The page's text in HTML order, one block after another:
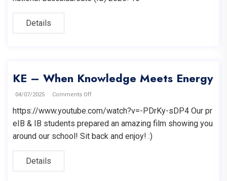
Details
KE – When Knowledge Meets Energy
04/07/2025 Comments Off
https://www.youtube.com/watch?v=-PDrKy-sDP4 Our pr
eIB & IB students prepared an amazing film showing you
around our school! Sit back and enjoy! :)
Details